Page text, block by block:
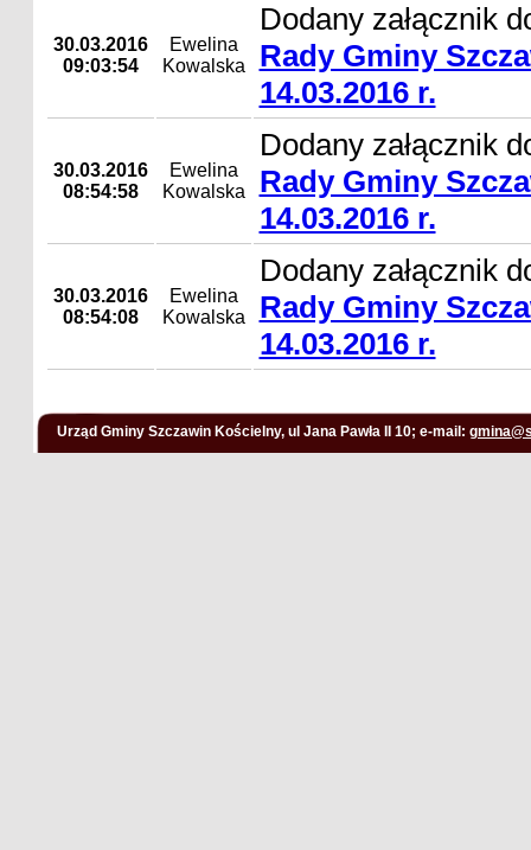
30.03.2016
09:03:54
Ewelina
Kowalska
Dodany załącznik
Rady Gminy
14.03.2016 r.
30.03.2016
08:54:58
Ewelina
Kowalska
Dodany załącznik
Rady Gminy
14.03.2016 r.
30.03.2016
08:54:08
Ewelina
Kowalska
Dodany załącznik
Rady Gminy
14.03.2016 r.
Urząd Gminy Szczawin Kościelny, ul Jana Pawła II 10; e-mail: